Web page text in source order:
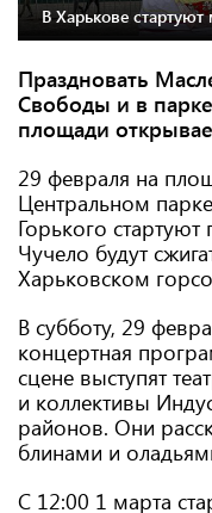
В Харькове
Праздновать
Свободы и в
площади
29 февраля на
Центральном
Горького
Чучело будут
Харьковском
В субботу, 29
концертная
сцене выступят
и коллективы
районов. Они
блинами и
С 12:00 1 марта